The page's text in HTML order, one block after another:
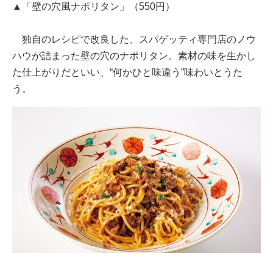
▲「壁の穴風ナポリタン」（550円）
独自のレシピで改良した、スパゲッティ専門店のノウ
ハウが詰まった壁の穴のナポリタン。素材の味を生かし
た仕上がりだといい、“何かひと味違う”味わいとうた
う。